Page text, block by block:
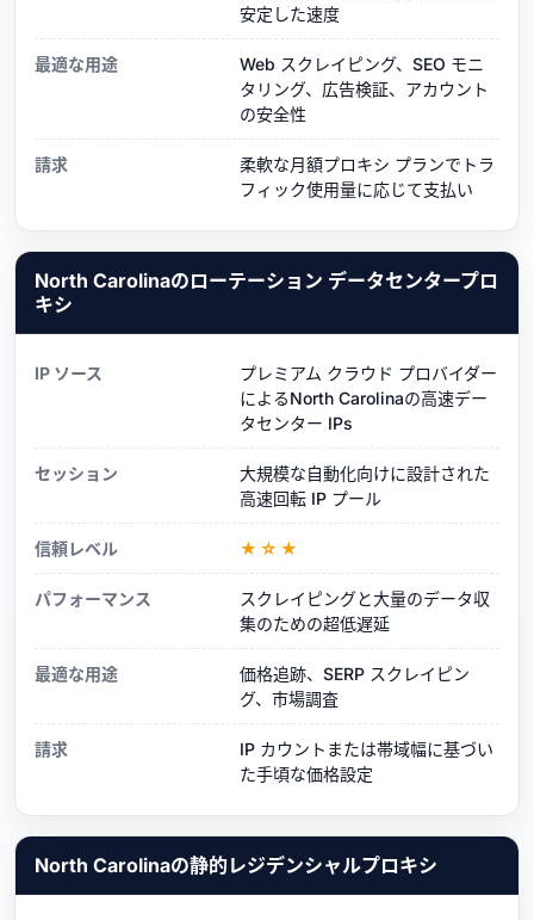
安定した速度
最適な用途
Web スクレイピング、SEO モニ
タリング、広告検証、アカウント
の安全性
請求
柔軟な月額プロキシ プランでトラ
フィック使用量に応じて支払い
North Carolinaのローテーション データセンタープロ
キシ
IP ソース
プレミアム クラウド プロバイダー
によるNorth Carolinaの高速デー
タセンター IPs
セッション
大規模な自動化向けに設計された
高速回転 IP プール
信頼レベル ★☆★
パフォーマンス
スクレイピングと大量のデータ収
集のための超低遅延
最適な用途
価格追跡、SERP スクレイピン
グ、市場調査
請求
IP カウントまたは帯域幅に基づい
た手頃な価格設定
North Carolinaの静的レジデンシャルプロキシ